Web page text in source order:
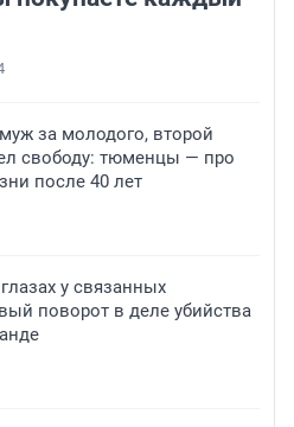
за молодого, второй
свободу: тюменцы — про
после 40 лет
у связанных
поворот в деле убийства